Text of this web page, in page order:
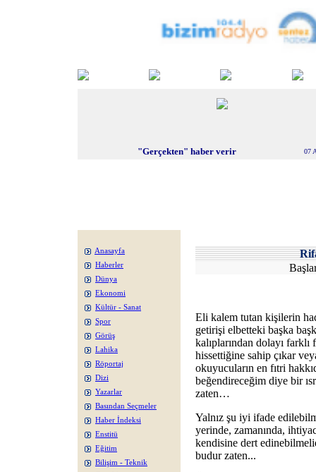
"Gerçekten" haber verir 07
Anasayfa
Haberler
Dünya
Ekonomi
Kültür - Sanat
Spor
Görüş
Lahika
Röportaj
Dizi
Yazarlar
Basından Seçmeler
Haber İndeksi
Enstitü
Eğitim
Bilişim - Teknik
Eli kalem tutan kişilerin
getirişi elbetteki başka
kalıplarından dolayı farklı
hissettiğine sahip çıkar
okuyucuların en fıtri
beğendireceğim diye bir
zaten…
Yalnız şu iyi ifade
yerinde, zamanında,
kendisine dert
budur zaten...